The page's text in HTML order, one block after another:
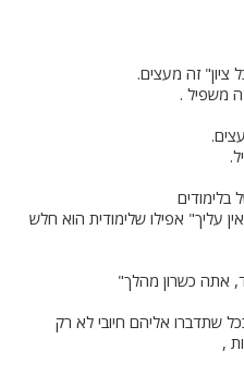
זה מעצים.
משפיל .
אפילו שלימודית הוא חלש
אתה כשרון מהלך"
שתדברו אליהם חיובי לא רק
,